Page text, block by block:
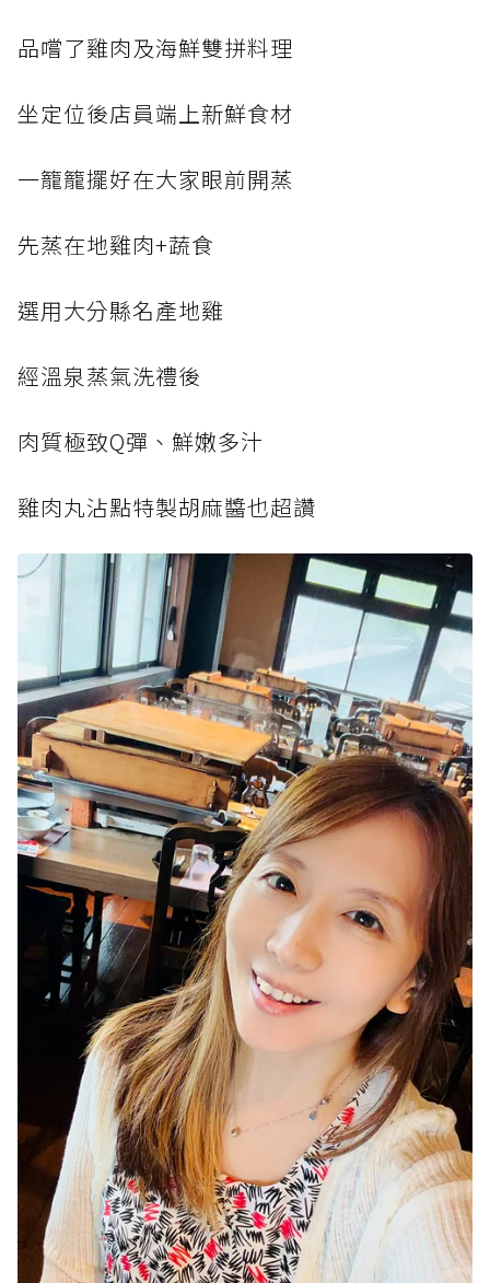
品嚐了雞肉及海鮮雙拼料理
坐定位後店員端上新鮮食材
一籠籠擺好在大家眼前開蒸
先蒸在地雞肉+蔬食
選用大分縣名產地雞
經溫泉蒸氣洗禮後
肉質極致Q彈、鮮嫩多汁
雞肉丸沾點特製胡麻醬也超讚